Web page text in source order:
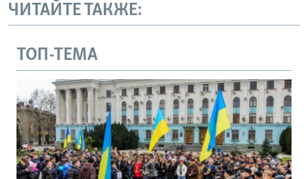
ЧИТАЙТЕ ТАКЖЕ:
ТОП-ТЕМА